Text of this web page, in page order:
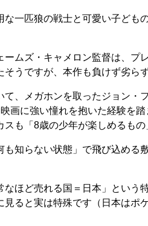
な一匹狼の戦士と可愛い子ども
ームズ・キャメロン監督は、
うですが、本作も負けず劣ら
て、メガホンを取ったジョン
画に強い憧れを抱いた経験を
も「8歳の少年が楽しめるも
も知らない状態」で飛び込め
なほど売れる国＝日本」とい
見ると実は特殊です（日本は